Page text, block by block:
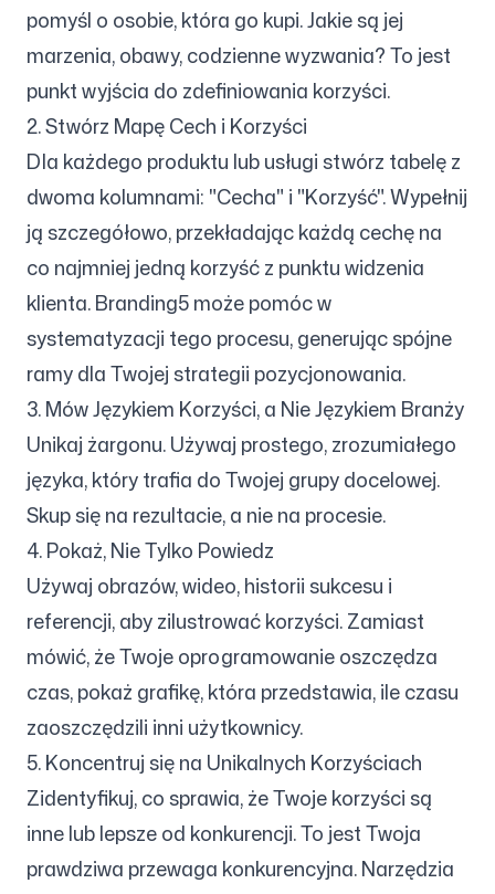
pomyśl o osobie, która go kupi. Jakie są jej
marzenia, obawy, codzienne wyzwania? To jest
punkt wyjścia do zdefiniowania korzyści.
2. Stwórz Mapę Cech i Korzyści
Dla każdego produktu lub usługi stwórz tabelę z
dwoma kolumnami: "Cecha" i "Korzyść". Wypełnij
ją szczegółowo, przekładając każdą cechę na
co najmniej jedną korzyść z punktu widzenia
klienta. Branding5 może pomóc w
systematyzacji tego procesu, generując spójne
ramy dla Twojej strategii pozycjonowania.
3. Mów Językiem Korzyści, a Nie Językiem Branży
Unikaj żargonu. Używaj prostego, zrozumiałego
języka, który trafia do Twojej grupy docelowej.
Skup się na rezultacie, a nie na procesie.
4. Pokaż, Nie Tylko Powiedz
Używaj obrazów, wideo, historii sukcesu i
referencji, aby zilustrować korzyści. Zamiast
mówić, że Twoje oprogramowanie oszczędza
czas, pokaż grafikę, która przedstawia, ile czasu
zaoszczędzili inni użytkownicy.
5. Koncentruj się na Unikalnych Korzyściach
Zidentyfikuj, co sprawia, że Twoje korzyści są
inne lub lepsze od konkurencji. To jest Twoja
prawdziwa przewaga konkurencyjna. Narzędzia